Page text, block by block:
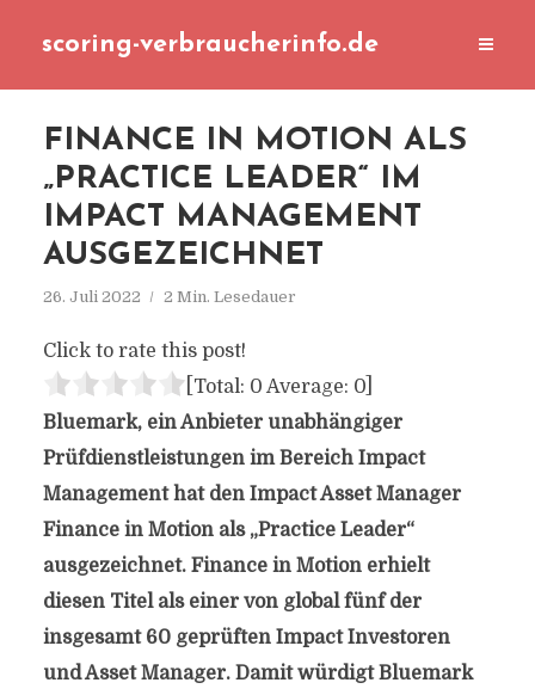
scoring-verbraucherinfo.de
FINANCE IN MOTION ALS
„PRACTICE LEADER“ IM
IMPACT MANAGEMENT
AUSGEZEICHNET
26. Juli 2022 2 Min. Lesedauer
Click to rate this post!
[Total: 0 Average: 0]
Bluemark, ein Anbieter unabhängiger
Prüfdienstleistungen im Bereich Impact
Management hat den Impact Asset Manager
Finance in Motion als „Practice Leader“
ausgezeichnet. Finance in Motion erhielt
diesen Titel als einer von global fünf der
insgesamt 60 geprüften Impact Investoren
und Asset Manager. Damit würdigt Bluemark